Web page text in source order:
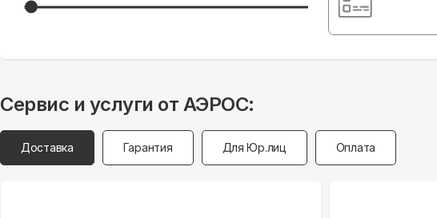
Сервис и услуги от АЭРОС:
Доставка Гарантия Для Юр.лиц Оплата